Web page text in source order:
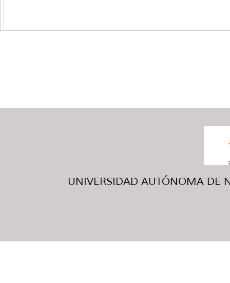
UNIVERSIDAD AUTÓNOMA DE